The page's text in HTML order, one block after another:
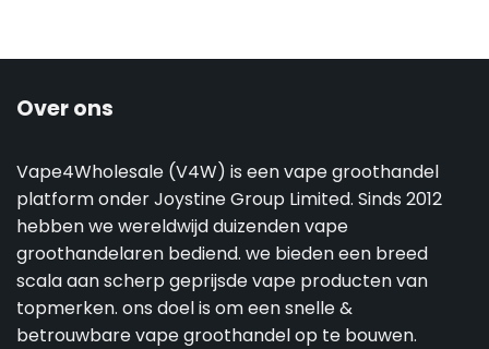
Over ons
Vape4Wholesale (V4W) is een vape groothandel
platform onder Joystine Group Limited. Sinds 2012
hebben we wereldwijd duizenden vape
groothandelaren bediend. we bieden een breed
scala aan scherp geprijsde vape producten van
topmerken. ons doel is om een snelle &
betrouwbare vape groothandel op te bouwen.